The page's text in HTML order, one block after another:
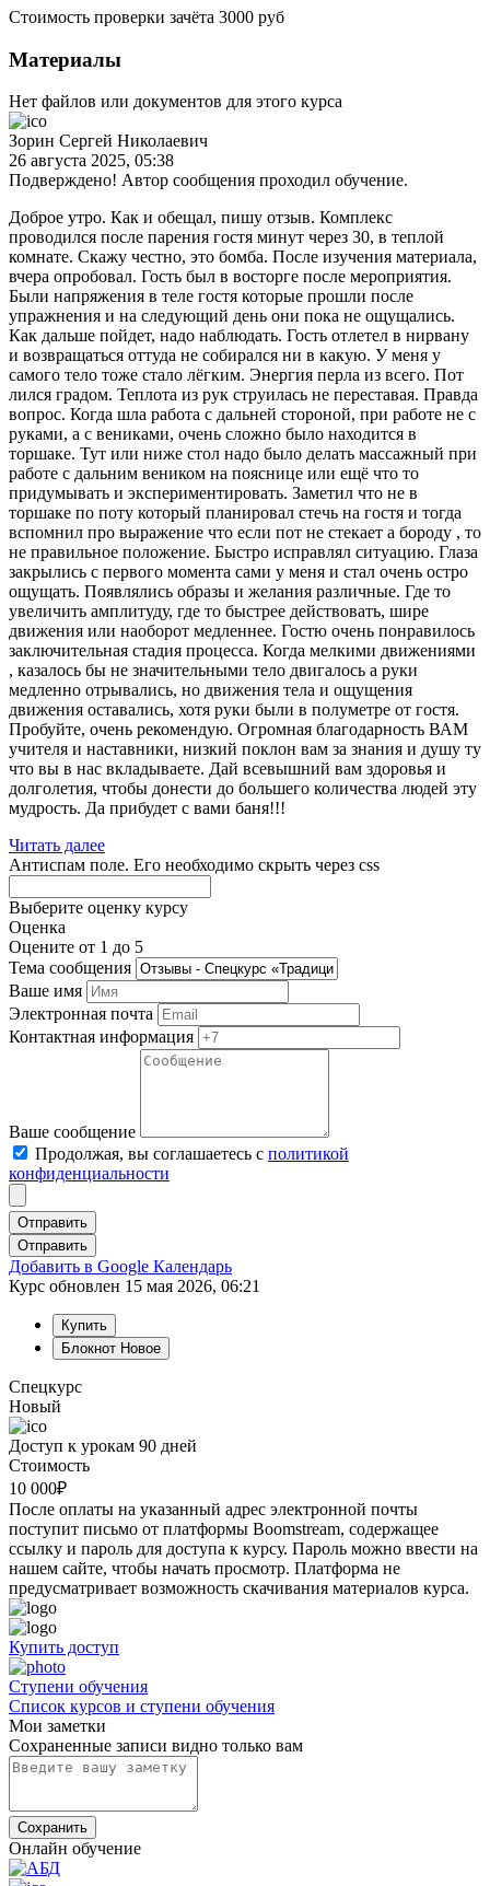
Стоимость проверки зачёта 3000 руб
Материалы
Нет файлов или документов для этого курса
Зорин Сергей Николаевич
26 августа 2025, 05:38
Подверждено! Автор сообщения проходил обучение.
Доброе утро. Как и обещал, пишу отзыв. Комплекс
проводился после парения гостя минут через 30, в теплой
комнате. Скажу честно, это бомба. После изучения материала,
вчера опробовал. Гость был в восторге после мероприятия.
Были напряжения в теле гостя которые прошли после
упражнения и на следующий день они пока не ощущались.
Как дальше пойдет, надо наблюдать. Гость отлетел в нирвану
и возвращаться оттуда не собирался ни в какую. У меня у
самого тело тоже стало лёгким. Энергия перла из всего. Пот
лился градом. Теплота из рук струилась не переставая. Правда
вопрос. Когда шла работа с дальней стороной, при работе не с
руками, а с вениками, очень сложно было находится в
торшаке. Тут или ниже стол надо было делать массажный при
работе с дальним веником на пояснице или ещё что то
придумывать и экспериментировать. Заметил что не в
торшаке по поту который планировал стечь на гостя и тогда
вспомнил про выражение что если пот не стекает а бороду , то
не правильное положение. Быстро исправлял ситуацию. Глаза
закрылись с первого момента сами у меня и стал очень остро
ощущать. Появлялись образы и желания различные. Где то
увеличить амплитуду, где то быстрее действовать, шире
движения или наоборот медленнее. Гостю очень понравилось
заключительная стадия процесса. Когда мелкими движениями
, казалось бы не значительными тело двигалось а руки
медленно отрывались, но движения тела и ощущения
движения оставались, хотя руки были в полуметре от гостя.
Пробуйте, очень рекомендую. Огромная благодарность ВАМ
учителя и наставники, низкий поклон вам за знания и душу ту
что вы в нас вкладываете. Дай всевышний вам здоровья и
долголетия, чтобы донести до большего количества людей эту
мудрость. Да прибудет с вами баня!!!
Читать далее
Антиспам поле. Его необходимо скрыть через css
Выберите оценку курсу
Оценка
Оцените от 1 до 5
Тема сообщения
Ваше имя
Электронная почта
Контактная информация
Ваше сообщение
Продолжая, вы соглашаетесь с политикой
конфиденциальности
Отправить
Добавить в Google Календарь
Курс обновлен 15 мая 2026, 06:21
Купить
Блокнот Новое
Спецкурс
Новый
Доступ к урокам 90 дней
Стоимость
10 000₽
После оплаты на указанный адрес электронной почты
поступит письмо от платформы Boomstream, содержащее
ссылку и пароль для доступа к курсу. Пароль можно ввести на
нашем сайте, чтобы начать просмотр. Платформа не
предусматривает возможность скачивания материалов курса.
Купить доступ
Cтупени обучения
Список курсов и ступени обучения
Мои заметки
Сохраненные записи видно только вам
Сохранить
Онлайн обучение